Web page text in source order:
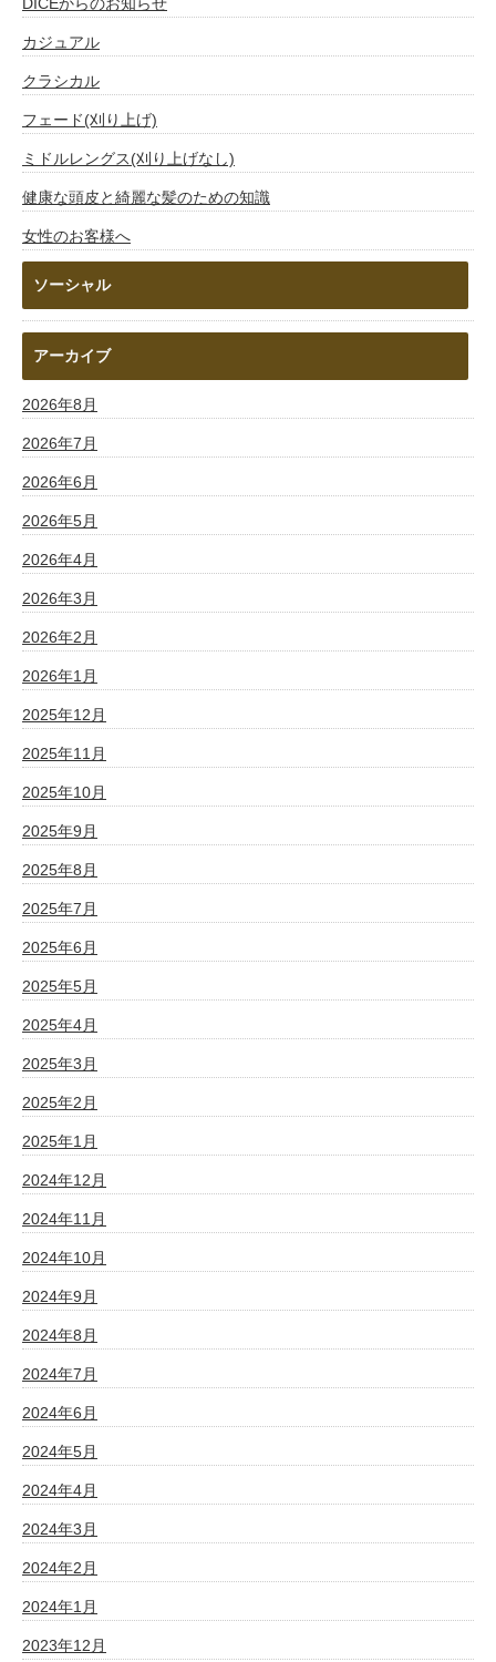
カジュアル
クラシカル
フェード(刈り上げ)
ミドルレングス(刈り上げなし)
健康な頭皮と綺麗な髪のための知識
女性のお客様へ
ソーシャル
アーカイブ
2026年8月
2026年7月
2026年6月
2026年5月
2026年4月
2026年3月
2026年2月
2026年1月
2025年12月
2025年11月
2025年10月
2025年9月
2025年8月
2025年7月
2025年6月
2025年5月
2025年4月
2025年3月
2025年2月
2025年1月
2024年12月
2024年11月
2024年10月
2024年9月
2024年8月
2024年7月
2024年6月
2024年5月
2024年4月
2024年3月
2024年2月
2024年1月
2023年12月